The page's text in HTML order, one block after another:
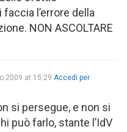
l’errore della
NON ASCOLTARE
2009 at 15:29 Accedi per
si persegue, e non si
può farlo, stante l’IdV